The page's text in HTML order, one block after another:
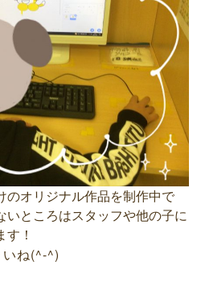
のオリジナル作品を制作中で
いところはスタッフや他の子に
！
ね(^-^)